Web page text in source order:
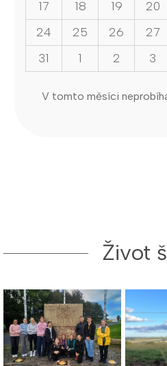
17
18 19 20
24
25 26 27
31
1 2 3
V tomto měsíci
Život